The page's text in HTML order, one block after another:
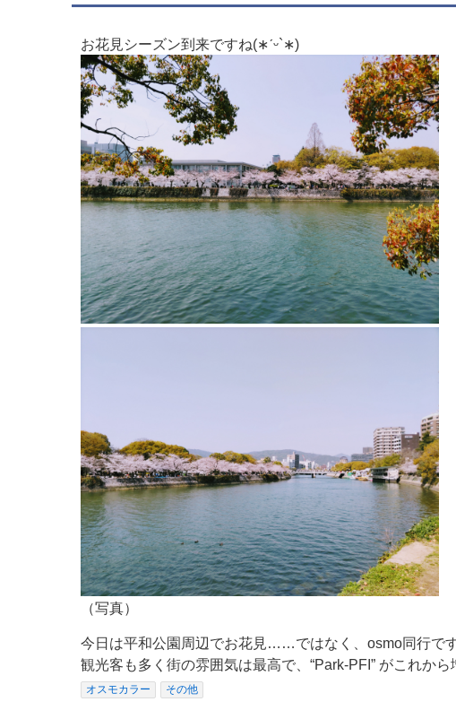
お花見シーズン到来ですね(∗ˊᵕ`∗)
（写真）
今日は平和公園周辺でお花見……ではなく、osmo同行で
観光客も多く街の雰囲気は最高で、“Park-PFI” がこれか
オスモカラー その他